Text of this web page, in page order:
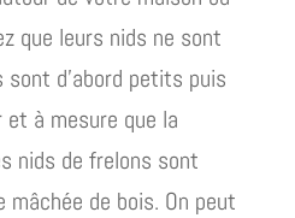
que leurs nids ne sont
sont d’abord petits puis
à mesure que la
nids de frelons sont
de bois. On peut